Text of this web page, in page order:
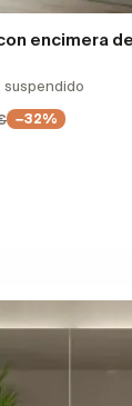
encimera
suspendido
−32%